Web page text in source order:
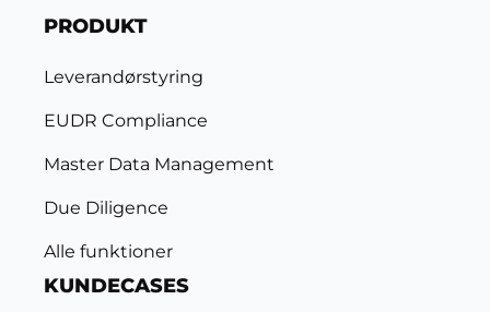
PRODUKT
Leverandørstyring
EUDR Compliance
Master Data Management
Due Diligence
Alle funktioner
KUNDECASES